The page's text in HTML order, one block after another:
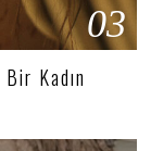
03
Kadın